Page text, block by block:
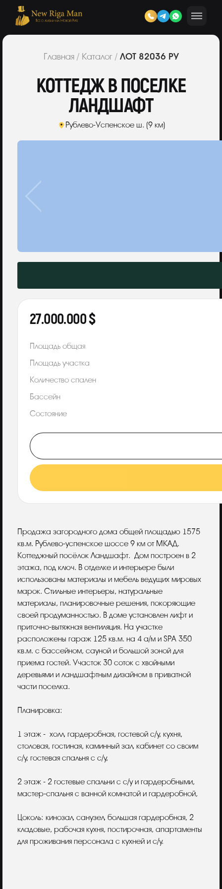
Главная/ Каталог/ ЛОТ 82036 РУ
КОТТЕДЖ В ПОСЕЛКЕ
ЛАНДШАФТ
Рублево-Успенское ш. (9 км)
27.000.000 $
Площадь общая
Площадь участка
Количество спален
Бассейн
Состояние
Описание
Продажа загородного дома общей площадью 1575
кв.м. Рублево-успенское шоссе 9 км от МКАД.
Коттеджный посёлок Ландшафт. Дом построен в 2
этажа, под ключ. В отделке и интерьере были
использованы материалы и мебель ведущих мировых
марок. Стильные интерьеры, натуральные
материалы, планировочные решения, покоряющие
своей продуманностью. В доме установлен лифт и
приточно-вытяжная вентиляция. На участке
расположены гараж 125 кв.м. на 4 а/м и SPA 350
кв.м. с бассейном, сауной и большой зоной для
приема гостей. Участок 30 соток с хвойными
деревьями и ландшафтным дизайном в приватной
части поселка.
Планировка:
1 этаж - холл, гардеробная, гостевой с/у, кухня,
столовая, гостиная, каминный зал, кабинет со своим
с/у, гостевая спальня с с/у,
2 этаж - 2 гостевые спальни с с/у и гардеробными,
мастер-спальня с ванной комнатой и гардеробной,
Цоколь: кинозал, санузел, большая гардеробная, 2
кладовые, рабочая кухня, постирочная, апартаменты
для проживания персонала с кухней и с/у.